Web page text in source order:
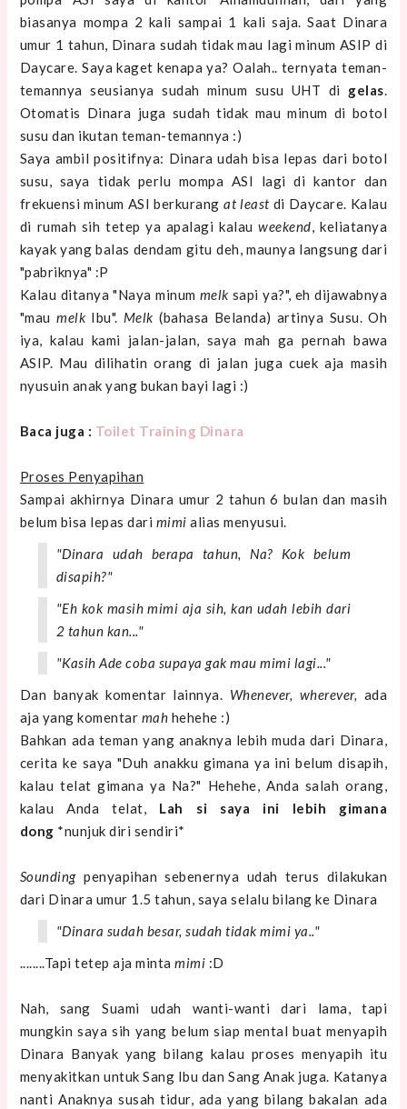
biasanya mompa 2 kali sampai 1 kali saja. Saat Dinara
umur 1 tahun, Dinara sudah tidak mau lagi minum ASIP di
Daycare. Saya kaget kenapa ya? Oalah.. ternyata teman-
temannya seusianya sudah minum susu UHT di gelas.
Otomatis Dinara juga sudah tidak mau minum di botol
susu dan ikutan teman-temannya :)
Saya ambil positifnya: Dinara udah bisa lepas dari botol
susu, saya tidak perlu mompa ASI lagi di kantor dan
frekuensi minum ASI berkurang at leastdi Daycare. Kalau
di rumah sih tetep ya apalagi kalauweekend, keliatanya
kayak yang balas dendam gitu deh, maunya langsung dari
"pabriknya" :P
Kalau ditanya "Naya minum melk sapi ya?", eh dijawabnya
"maumelk Ibu". Melk(bahasa Belanda) artinya Susu. Oh
iya, kalau kami jalan-jalan, saya mah ga pernah bawa
ASIP. Mau dilihatin orang di jalan juga cuek aja masih
nyusuin anak yang bukan bayi lagi :)
Baca juga : Toilet Training Dinara
Proses Penyapihan
Sampai akhirnya Dinara umur 2 tahun 6 bulan dan masih
belum bisa lepas dari mimi alias menyusui.
"Dinara udah berapa tahun, Na? Kok belum
disapih?"
"Eh kok masihmimi aja sih, kan udah lebih dari
2 tahun kan..."
"Kasih Ade coba supaya gak maumimi lagi..."
Dan banyak komentar lainnya. Whenever, wherever, ada
aja yang komentar mah hehehe :)
Bahkan ada teman yang anaknya lebih muda dari Dinara,
cerita ke saya "Duh anakku gimana ya ini belum disapih,
kalau telat gimana ya Na?" Hehehe, Anda salah orang,
kalau Anda telat, Lah si saya ini lebih gimana
dong *nunjuk diri sendiri*
Soundingpenyapihan sebenernya udah terus dilakukan
dari Dinara umur 1.5 tahun, saya selalu bilang ke Dinara
"Dinara sudah besar, sudah tidakmimi ya.."
........Tapi tetep aja mintamimi :D
Nah, sang Suami udah wanti-wanti dari lama, tapi
mungkin saya sih yang belum siap mental buat menyapih
Dinara Banyak yang bilang kalau proses menyapih itu
menyakitkan untuk Sang Ibu dan Sang Anak juga. Katanya
nanti Anaknya susah tidur, ada yang bilang bakalan ada